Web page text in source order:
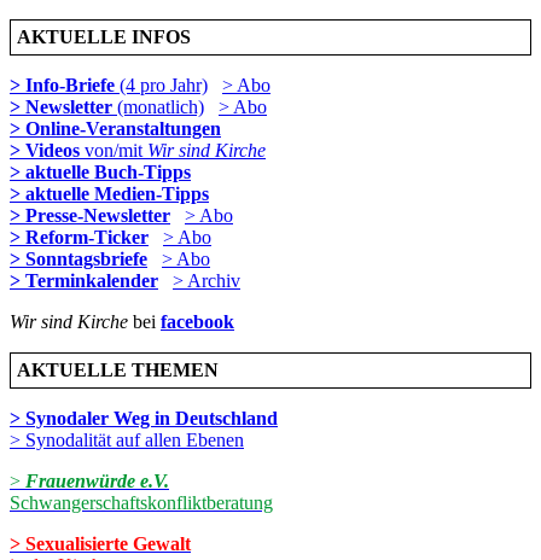
AKTUELLE INFOS
> Info-Briefe (4 pro Jahr)
> Abo
> Newsletter (monatlich)
> Abo
> Online-Veranstaltungen
> Videos von/mit Wir sind Kirche
> aktuelle Buch-Tipps
> aktuelle Medien-Tipps
> Presse-Newsletter
> Abo
> Reform-Ticker
> Abo
> Sonntagsbriefe
> Abo
> Terminkalender
> Archiv
Wir sind Kirche bei facebook
AKTUELLE THEMEN
> Synodaler Weg in Deutschland
> Synodalität auf allen Ebenen
> Frauenwürde e.V.
Schwangerschaftskonfliktberatung
> Sexualisierte Gewalt